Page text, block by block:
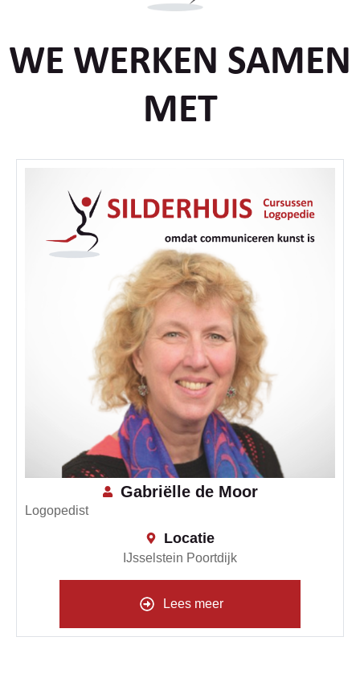
WE WERKEN SAMEN
MET
Gabriëlle de Moor
Logopedist
Locatie
IJsselstein Poortdijk
Lees meer